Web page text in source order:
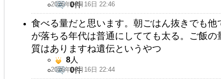
2026年06月16日 22:46
0件
食べる量だと思います。朝ごはん抜きでも
が落ちる年代は普通にしてても太る。ご飯
質はありますね遺伝というやつ
2026年06月16日 22:44
8人
0件